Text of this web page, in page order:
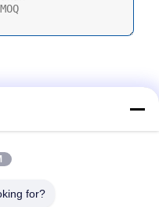
Setiap file berukuran
for?